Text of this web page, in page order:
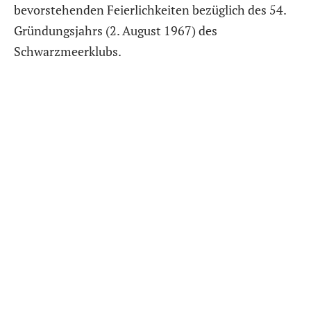
bevorstehenden Feierlichkeiten bezüglich des 54.
Gründungsjahrs (2. August 1967) des
Schwarzmeerklubs.